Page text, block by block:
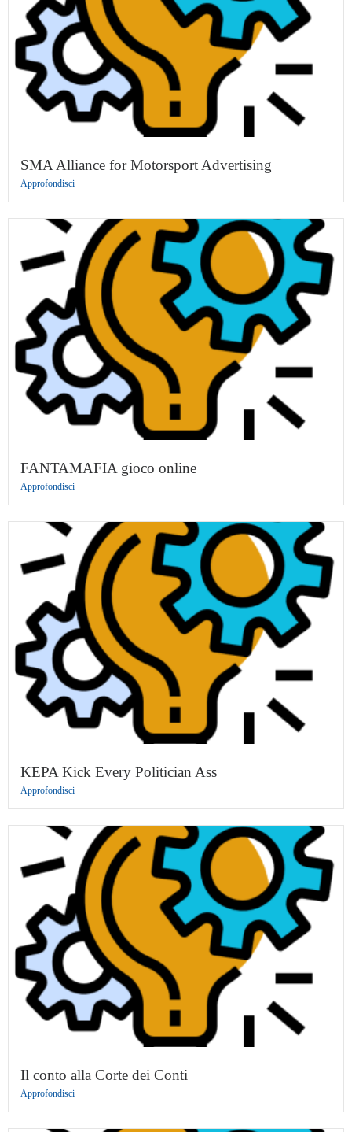
SMA Alliance for Motorsport Advertising
Approfondisci
FANTAMAFIA gioco online
Approfondisci
KEPA Kick Every Politician Ass
Approfondisci
Il conto alla Corte dei Conti
Approfondisci